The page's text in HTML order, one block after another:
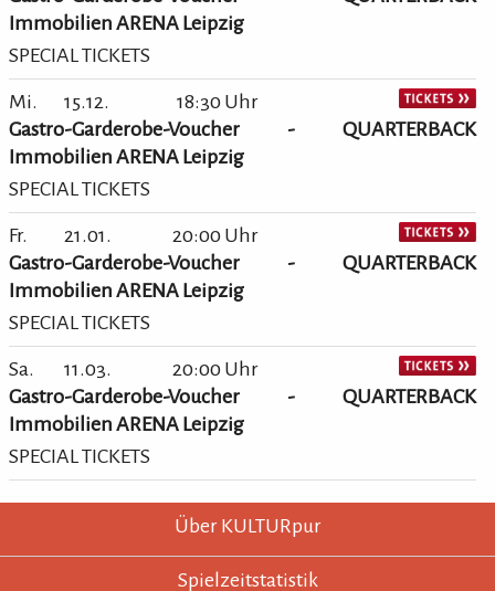
Immobilien ARENA Leipzig
SPECIAL TICKETS
Mi. 15.12.
18:30 Uhr
Gastro-Garderobe-Voucher - QUARTERBACK
Immobilien ARENA Leipzig
SPECIAL TICKETS
Fr. 21.01.
20:00 Uhr
Gastro-Garderobe-Voucher - QUARTERBACK
Immobilien ARENA Leipzig
SPECIAL TICKETS
Sa. 11.03.
20:00 Uhr
Gastro-Garderobe-Voucher - QUARTERBACK
Immobilien ARENA Leipzig
SPECIAL TICKETS
KULTURpur - wissen wo was läuft.
KULTURpur FooterÜber KULTURpur
Spielzeitstatistik